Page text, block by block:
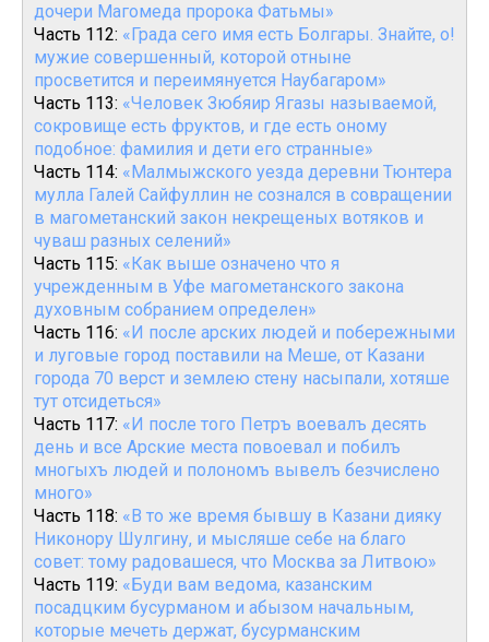
дочери Магомеда пророка Фатьмы»
Часть 112: «Града сего имя есть Болгары. Знайте, о!
мужие совершенный, которой отныне
просветится и переимянуется Наубагаром»
Часть 113: «Человек Зюбяир Ягазы называемой,
сокровище есть фруктов, и где есть оному
подобное: фамилия и дети его странные»
Часть 114: «Малмыжского уезда деревни Тюнтера
мулла Галей Сайфуллин не сознался в совращении
в магометанский закон некрещеных вотяков и
чуваш разных селений»
Часть 115: «Как выше означено что я
учрежденным в Уфе магометанского закона
духовным собранием определен»
Часть 116: «И после арских людей и побережными
и луговые город поставили на Меше, от Казани
города 70 верст и землею стену насыпали, хотяше
тут отсидеться»
Часть 117: «И после того Петръ воевалъ десять
день и все Арские места повоевал и побилъ
многыхъ людей и полономъ вывелъ безчислено
много»
Часть 118: «В то же время бывшу в Казани дияку
Никонору Шулгину, и мысляше себе на благо
совет: тому радовашеся, что Москва за Литвою»
Часть 119: «Буди вам ведома, казанским
посадцким бусурманом и абызом начальным,
которые мечеть держат, бусурманским